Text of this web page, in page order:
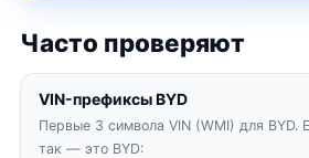
Часто проверяют
VIN-префиксы BYD
Первые 3 символа VIN (WMI) для BYD.
так — это BYD: